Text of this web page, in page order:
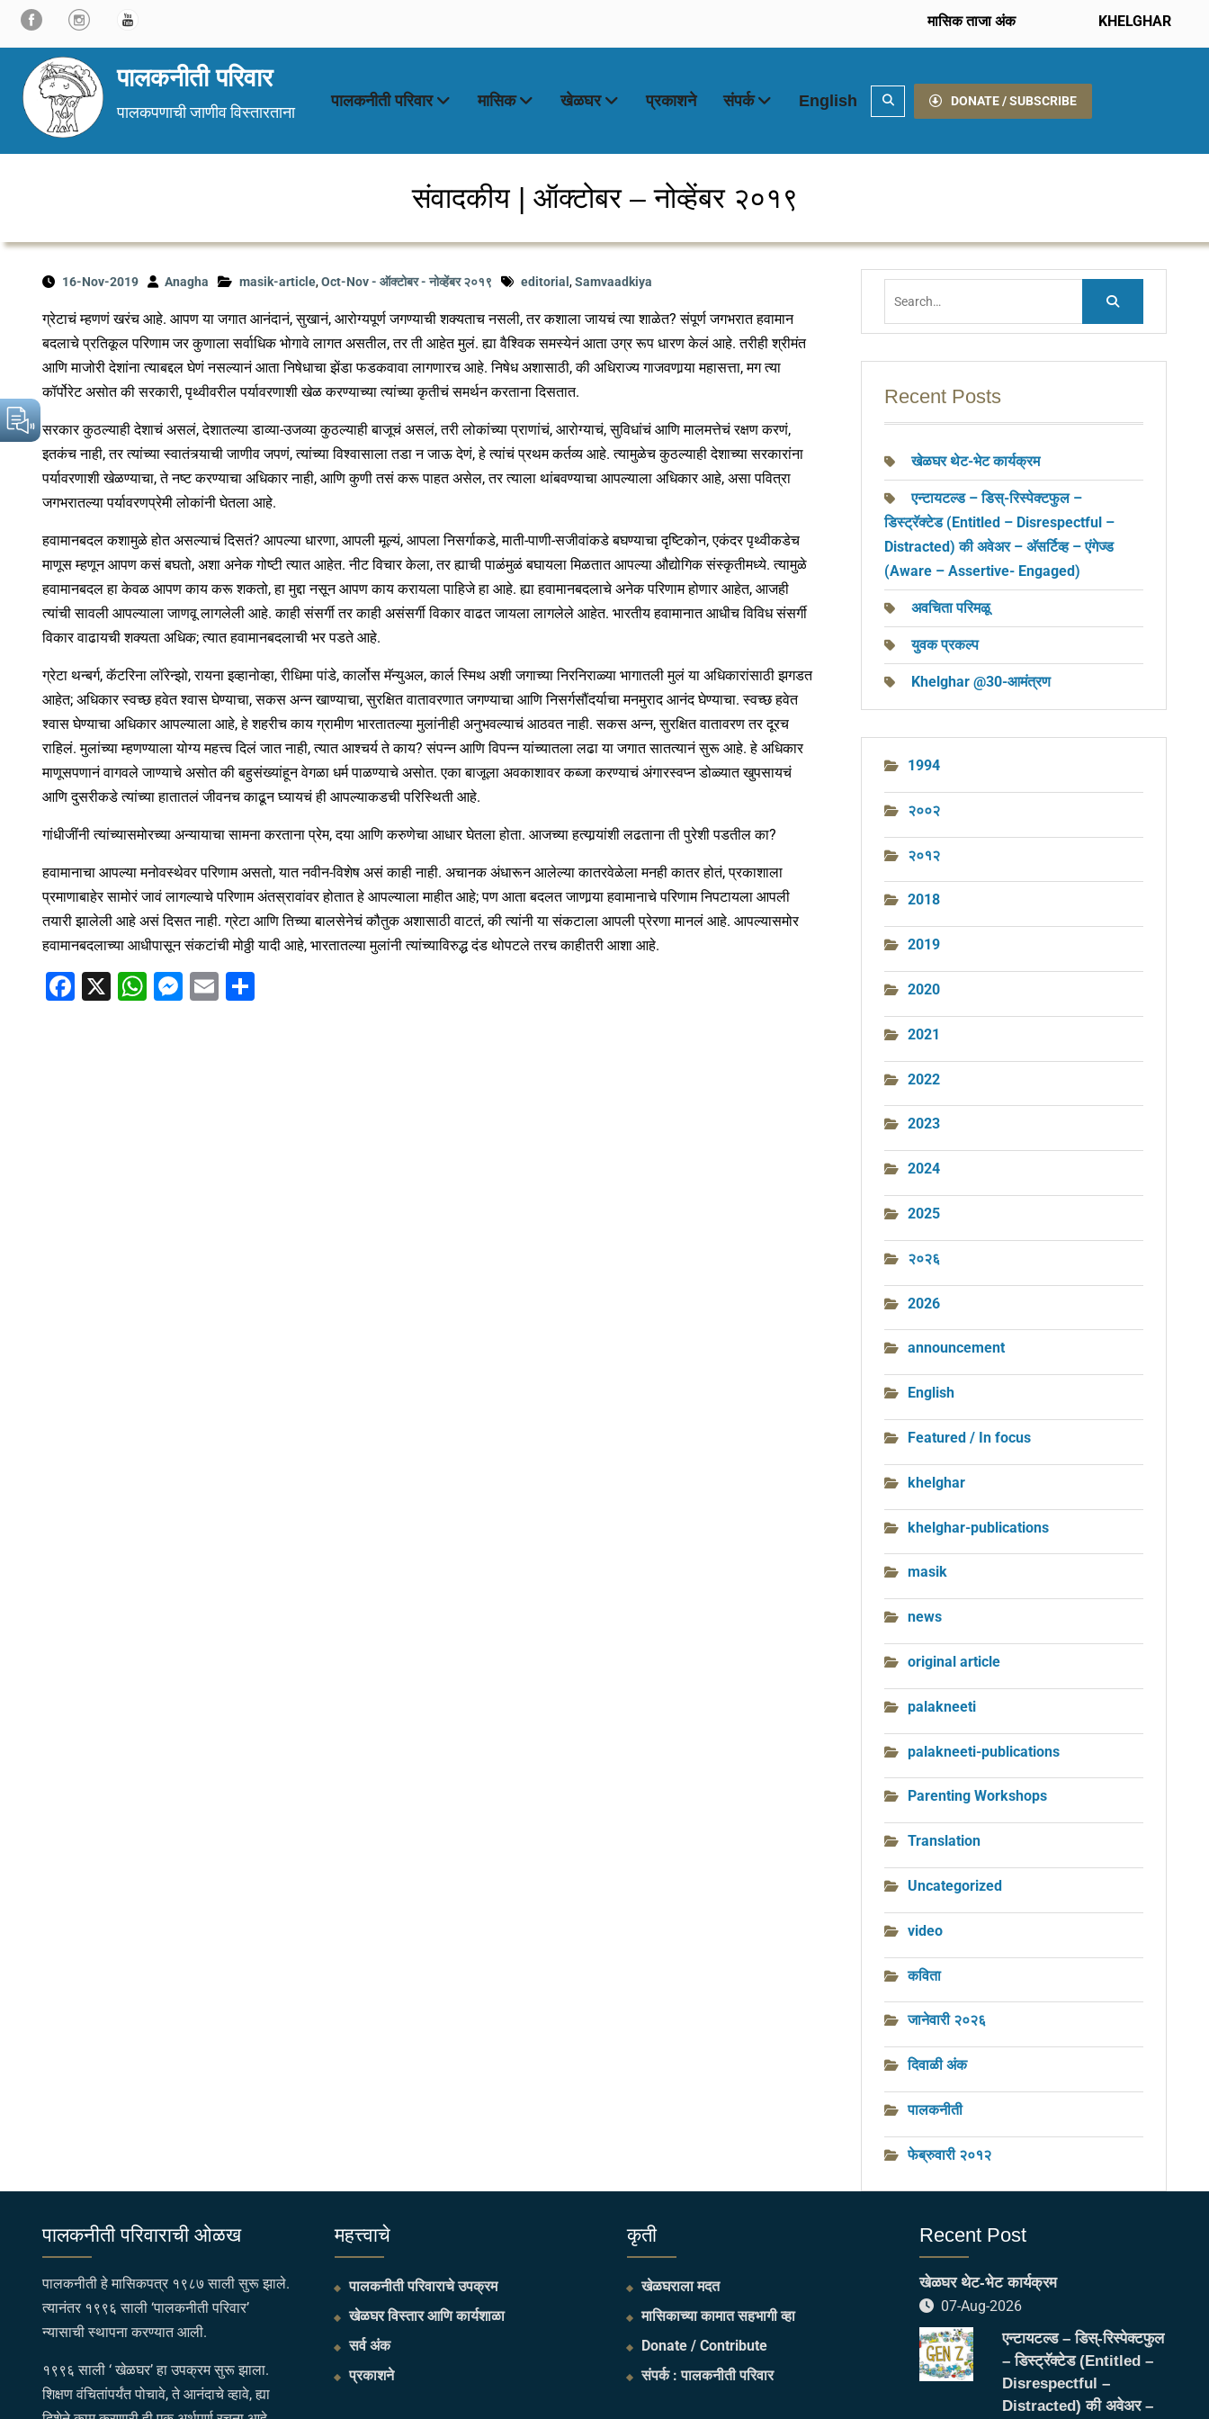
Skip
content
मासिक ताजा अंक KHELGHAR
पालकनीती परिवार
पालकपणाची जाणीव विस्तारताना
पालकनीती परिवार मासिक खेळघर प्रकाशने संपर्क English Search DONATE / SUBSCRIBE
संवादकीय | ऑक्टोबर – नोव्हेंबर २०१९
16-Nov-2019 Anagha masik-article,Oct-Nov - ऑक्टोबर - नोव्हेंबर २०१९ editorial ,Samvaadkiya
ग्रेटाचं म्हणणं खरंच आहे. आपण या जगात आनंदानं, सुखानं, आरोग्यपूर्ण जगण्याची शक्यताच नसली, तर कशाला जायचं त्या शाळेत? संपूर्ण जगभरात हवामान
बदलाचे प्रतिकूल परिणाम जर कुणाला सर्वाधिक भोगावे लागत असतील, तर ती आहेत मुलं. ह्या वैश्विक समस्येनं आता उग्र रूप धारण केलं आहे. तरीही श्रीमंत
आणि माजोरी देशांना त्याबद्दल घेणं नसल्यानं आता निषेधाचा झेंडा फडकवावा लागणारच आहे. निषेध अशासाठी, की अधिराज्य गाजवणार्‍या महासत्ता, मग त्या
कॉर्पोरेट असोत की सरकारी, पृथ्वीवरील पर्यावरणाशी खेळ करण्याच्या त्यांच्या कृतीचं समर्थन करताना दिसतात.
सरकार कुठल्याही देशाचं असलं, देशातल्या डाव्या-उजव्या कुठल्याही बाजूचं असलं, तरी लोकांच्या प्राणांचं, आरोग्याचं, सुविधांचं आणि मालमत्तेचं रक्षण करणं,
इतकंच नाही, तर त्यांच्या स्वातंत्र्याची जाणीव जपणं, त्यांच्या विश्वासाला तडा न जाऊ देणं, हे त्यांचं प्रथम कर्तव्य आहे. त्यामुळेच कुठल्याही देशाच्या सरकारांना
पर्यावरणाशी खेळण्याचा, ते नष्ट करण्याचा अधिकार नाही, आणि कुणी तसं करू पाहत असेल, तर त्याला थांबवण्याचा आपल्याला अधिकार आहे, असा पवित्रा
जगभरातल्या पर्यावरणप्रेमी लोकांनी घेतला आहे.
हवामानबदल कशामुळे होत असल्याचं दिसतं? आपल्या धारणा, आपली मूल्यं, आपला निसर्गाकडे, माती-पाणी-सजीवांकडे बघण्याचा दृष्टिकोन, एकंदर पृथ्वीकडेच
माणूस म्हणून आपण कसं बघतो, अशा अनेक गोष्टी त्यात आहेत. नीट विचार केला, तर ह्याची पाळंमुळं बघायला मिळतात आपल्या औद्योगिक संस्कृतीमध्ये. त्यामुळे
हवामानबदल हा केवळ आपण काय करू शकतो, हा मुद्दा नसून आपण काय करायला पाहिजे हा आहे. ह्या हवामानबदलाचे अनेक परिणाम होणार आहेत, आजही
त्यांची सावली आपल्याला जाणवू लागलेली आहे. काही संसर्गी तर काही असंसर्गी विकार वाढत जायला लागलेले आहेत. भारतीय हवामानात आधीच विविध संसर्गी
विकार वाढायची शक्यता अधिक; त्यात हवामानबदलाची भर पडते आहे.
ग्रेटा थन्बर्ग, कॅटरिना लॉरेन्झो, रायना इव्हानोव्हा, रीधिमा पांडे, कार्लोस मॅन्युअल, कार्ल स्मिथ अशी जगाच्या निरनिराळ्या भागातली मुलं या अधिकारांसाठी झगडत
आहेत; अधिकार स्वच्छ हवेत श्वास घेण्याचा, सकस अन्न खाण्याचा, सुरक्षित वातावरणात जगण्याचा आणि निसर्गसौंदर्याचा मनमुराद आनंद घेण्याचा. स्वच्छ हवेत
श्वास घेण्याचा अधिकार आपल्याला आहे, हे शहरीच काय ग्रामीण भारतातल्या मुलांनीही अनुभवल्याचं आठवत नाही. सकस अन्न, सुरक्षित वातावरण तर दूरच
राहिलं. मुलांच्या म्हणण्याला योग्य महत्त्व दिलं जात नाही, त्यात आश्चर्य ते काय? संपन्न आणि विपन्न यांच्यातला लढा या जगात सातत्यानं सुरू आहे. हे अधिकार
माणूसपणानं वागवले जाण्याचे असोत की बहुसंख्यांहून वेगळा धर्म पाळण्याचे असोत. एका बाजूला अवकाशावर कब्जा करण्याचं अंगारस्वप्न डोळ्यात खुपसायचं
आणि दुसरीकडे त्यांच्या हातातलं जीवनच काढून घ्यायचं ही आपल्याकडची परिस्थिती आहे.
गांधीजींनी त्यांच्यासमोरच्या अन्यायाचा सामना करताना प्रेम, दया आणि करुणेचा आधार घेतला होता. आजच्या हत्यार्‍यांशी लढताना ती पुरेशी पडतील का?
हवामानाचा आपल्या मनोवस्थेवर परिणाम असतो, यात नवीन-विशेष असं काही नाही. अचानक अंधारून आलेल्या कातरवेळेला मनही कातर होतं, प्रकाशाला
प्रमाणाबाहेर सामोरं जावं लागल्याचे परिणाम अंतस्रावांवर होतात हे आपल्याला माहीत आहे; पण आता बदलत जाणार्‍या हवामानाचे परिणाम निपटायला आपली
तयारी झालेली आहे असं दिसत नाही. ग्रेटा आणि तिच्या बालसेनेचं कौतुक अशासाठी वाटतं, की त्यांनी या संकटाला आपली प्रेरणा मानलं आहे. आपल्यासमोर
हवामानबदलाच्या आधीपासून संकटांची मोठ्ठी यादी आहे, भारतातल्या मुलांनी त्यांच्याविरुद्ध दंड थोपटले तरच काहीतरी आशा आहे.
F
X
W M E
Recent Posts
खेळघर थेट-भेट कार्यक्रम
एन्टायटल्ड – डिस्-रिस्पेक्टफुल –
डिस्ट्रॅक्टेड (Entitled – Disrespectful –
Distracted) की अवेअर – अ‍ॅसर्टिव्ह – एंगेज्ड
(Aware – Assertive- Engaged)
अवचिता परिमळू
युवक प्रकल्प
Khelghar @30-आमंत्रण
1994
२००२
२०१२
2018
2019
2020
2021
2022
2023
2024
2025
२०२६
2026
announcement
English
Featured / In focus
khelghar
khelghar-publications
masik
news
original article
palakneeti
palakneeti-publications
Parenting Workshops
Translation
Uncategorized
video
कविता
जानेवारी २०२६
दिवाळी अंक
पालकनीती
फेब्रुवारी २०१२
पालकनीती परिवाराची ओळख
पालकनीती हे मासिकपत्र १९८७ साली सुरू झाले.
त्यानंतर १९९६ साली ‘पालकनीती परिवार’
न्यासाची स्थापना करण्यात आली.
१९९६ साली ‘ खेळघर’ हा उपक्रम सुरू झाला.
शिक्षण वंचितांपर्यंत पोचावे, ते आनंदाचे व्हावे, ह्या
महत्त्वाचे
पालकनीती परिवाराचे उपक्रम
खेळघर विस्तार आणि कार्यशाळा
सर्व अंक
प्रकाशने
​कृती
खेळघराला मदत
मासिकाच्या कामात सहभागी व्हा
Donate / Contribute
संपर्क : पालकनीती परिवार
Recent Post
खेळघर थेट-भेट कार्यक्रम
07-Aug-2026
एन्टायटल्ड – डिस्-रिस्पेक्टफुल
– डिस्ट्रॅक्टेड (Entitled –
Disrespectful –
Distracted) की अवेअर –